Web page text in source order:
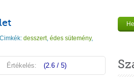
Cimkék: desszert, édes sütemény,
Értékelés: (2.6 / 5)